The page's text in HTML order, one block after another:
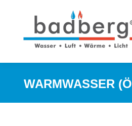
WARMWASSER